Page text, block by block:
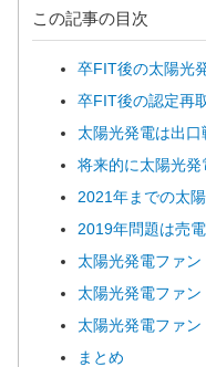
この記事の目次
卒FIT後の太陽光
卒FIT後の認定再
太陽光発電は出口
将来的に太陽光発
2021年までの太
2019年問題は売
太陽光発電ファ
太陽光発電ファ
太陽光発電ファ
まとめ